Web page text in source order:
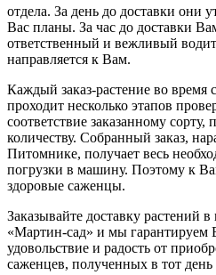
отдела. За день до доставки они
Вас планы. За час до доставки
ответственный и вежливый
направляется к Вам.
Каждый заказ-растение во
проходит несколько этапов
соответствие заказанному
количеству. Собранный заказ,
Питомнике, получает весь
погрузки в машину. Поэтому к
здоровые саженцы.
Заказывайте доставку растений
«Мартин-сад» и мы гарантируем
удовольствие и радость от
саженцев, полученных в тот